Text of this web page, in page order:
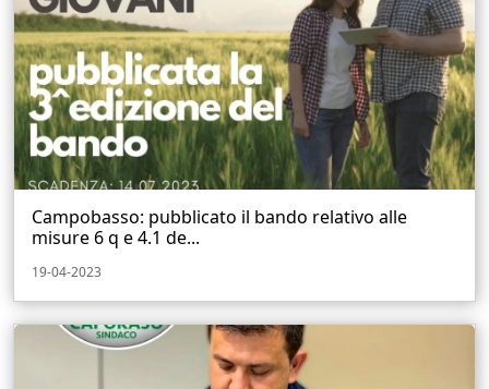
Campobasso: pubblicato il bando relativo alle
misure 6 q e 4.1 de...
19-04-2023